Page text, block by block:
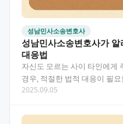
성남민사소송변호사
성남민사소송변호사가
대응법
자신도 모르는 사이 타인에게
경우, 적절한 법적 대응이 필
전문으로 하는 변호사와 함께
2025.09.05